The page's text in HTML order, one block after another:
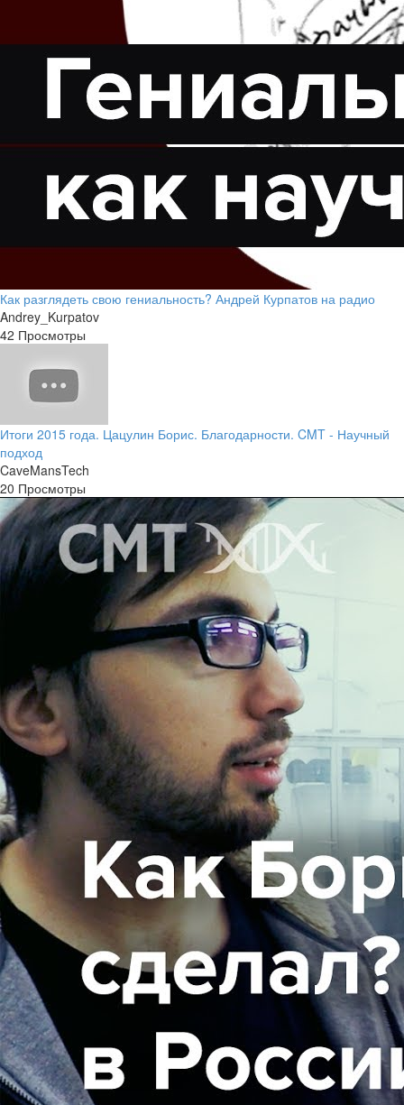
Как разглядеть свою гениальность? Андрей Курпатов на радио
Andrey_Kurpatov
42 Просмотры
Итоги 2015 года. Цацулин Борис. Благодарности. CMT - Научный
подход
CaveMansTech
20 Просмотры